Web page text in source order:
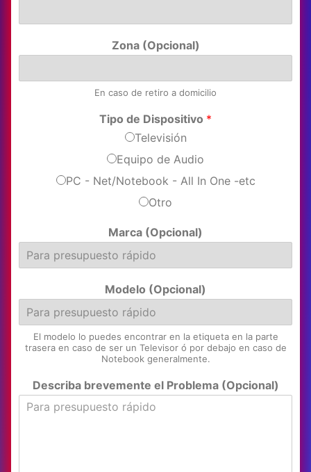
Zona (Opcional)
En caso de retiro a domicilio
Tipo de Dispositivo *
Televisión
Equipo de Audio
PC - Net/Notebook - All In One -etc
Otro
Marca (Opcional)
Modelo (Opcional)
El modelo lo puedes encontrar en la etiqueta en la parte
trasera en caso de ser un Televisor ó por debajo en caso de
Notebook generalmente.
Describa brevemente el Problema (Opcional)